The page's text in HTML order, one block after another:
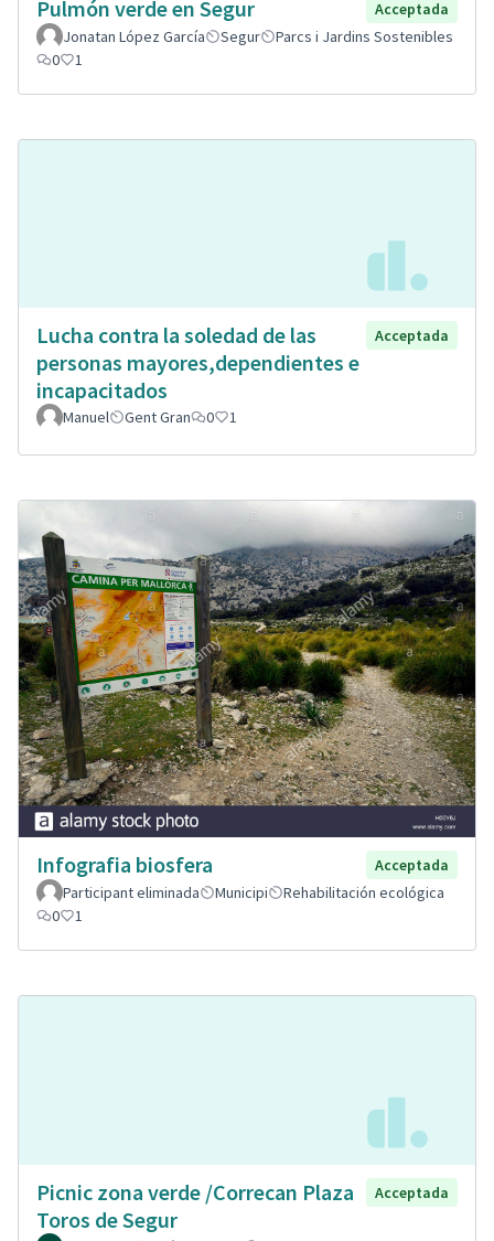
Pulmón verde en Segur
Acceptada
Jonatan López García
Segur
Parcs i Jardins Sostenibles
0
1
Lucha contra la soledad de las
personas mayores,dependientes e
incapacitados
Acceptada
Manuel Gent Gran 0 1
Infografia biosfera
Acceptada
Participant eliminada
Municipi
Rehabilitación ecológica
0
1
Picnic zona verde /Correcan Plaza
Toros de Segur
Acceptada